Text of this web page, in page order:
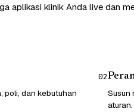
aplikasi klinik Anda live dan
poli, dan kebutuhan
02
Susun
aturan.